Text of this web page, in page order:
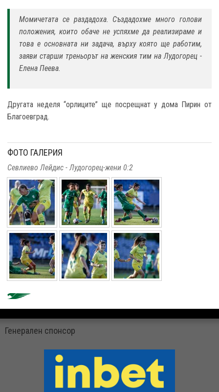
Момичетата се раздадоха. Създадохме много голови
положения, които обаче не успяхме да реализираме и
това е основната ни задача, върху която ще работим,
заяви старши треньорът на женския тим на Лудогорец -
Елена Пеева.
Другата неделя “орлиците” ще посрещнат у дома Пирин от
Благоевград.
ФОТО ГАЛЕРИЯ
Севлиево Лейдис - Лудогорец-жени 0:2
Генерален спонсор